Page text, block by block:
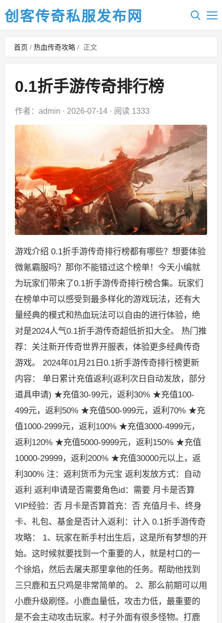
创客传奇私服发布网
首页 / 热血传奇攻略 / 正文
0.1折手游传奇排行榜
作者：admin · 2026-07-14· 阅读 1333
游戏介绍 0.1折手游传奇排行榜都有哪些？想要体验
微氪霸服吗？那你不能错过这个榜单！今天小编就
为玩家们带来了0.1折手游传奇排行榜合集。玩家们
在榜单中可以感受到最多样化的游戏玩法，还有大
量经典的模式和热血玩法可以自由的进行体验，绝
对是2024人气0.1折手游传奇超低折扣大全。 热门推
荐：关注新开传奇世界开服表，体验更多经典传奇
游戏。 2024年01月21日0.1折手游传奇排行榜更新
内容： 单日累计充值返利(返利次日自动发放，部分
道具申请) ★充值30-99元，返利30% ★充值100-
499元，返利50% ★充值500-999元，返利70% ★充
值1000-2999元，返利100% ★充值3000-4999元，
返利120% ★充值5000-9999元，返利150% ★充值
10000-29999，返利200% ★充值30000元以上，返
利300% 注：返利货币为元宝 返利发放方式：自动
返利 返利申请是否需要角色id：需要 月卡是否算
VIP经验：否 月卡是否算首充：否 充值月卡、终身
卡、礼包、基金是否计入返利：计入 0.1折手游传奇
攻略： 1、玩家在新手村出生后，这是所有梦想的开
始。这时候就要找到一个重要的人，就是村口的一
个徐焰，然后去屠夫那里拿他的任务。帮助他找到
三只鹿和五只鸡是非常简单的。 2、那么前期可以用
小鹿升级刷怪。小鹿血量低，攻击力低，最重要的
是不会主动攻击玩家。村子外面有很多怪物。打鹿